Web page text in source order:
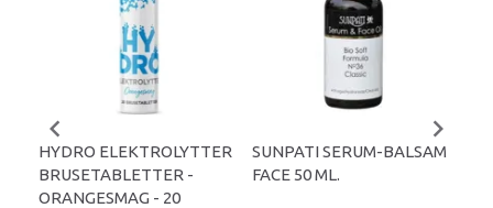
HYDRO ELEKTROLYTTER
BRUSETABLETTER -
ORANGESMAG - 20
SUNPATI SERUM-BALSAM
FACE 50 ML.